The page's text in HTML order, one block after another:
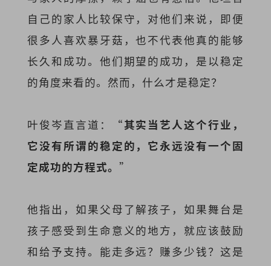
自己的家人比较保守，对他们来说，即便
很多人喜欢暴牙菇，也不代表他真的能够
长久和成功。他们期望的成功，是以稳定
的角度来看的。然而，什么才是稳定？
叶俊岑直言道：“其实当艺人这个行业，
它没有所谓的稳定的，它永远没有一个固
定成功的方程式。 ”
他指出，如果父母了解孩子，如果舞台是
孩子感受到生命意义的地方，就应该鼓励
和给予支持。能走多远？赚多少钱？这是